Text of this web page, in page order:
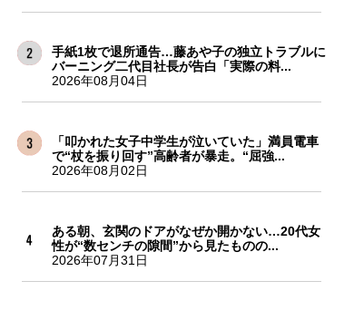
手紙1枚で退所通告…藤あや子の独立トラブルに
バーニング二代目社長が告白「実際の料...
2026年08月04日
「叩かれた女子中学生が泣いていた」満員電車
で“杖を振り回す”高齢者が暴走。“屈強...
2026年08月02日
ある朝、玄関のドアがなぜか開かない…20代女
性が“数センチの隙間”から見たものの...
2026年07月31日